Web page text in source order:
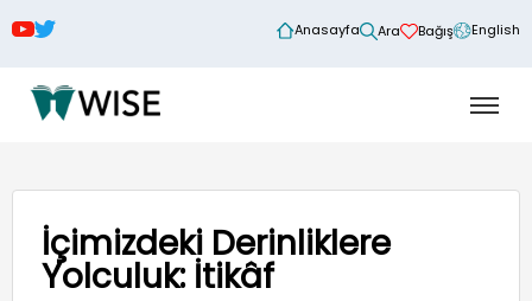
Anasayfa Ara Bağış English
İçimizdeki Derinliklere
Yolculuk: İtikâf